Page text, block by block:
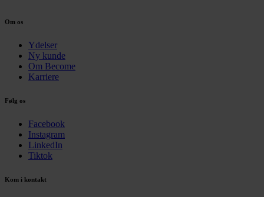
Om os
Ydelser
Ny kunde
Om Become
Karriere
Følg os
Facebook
Instagram
LinkedIn
Tiktok
Kom i kontakt